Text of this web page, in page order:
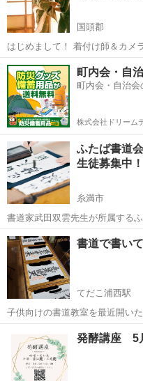
国頭郡
はじめまして！ 着付け師＆カメラマンのイシハラアヤカと申します。
沖縄北部の美容関係者様 や美容師様へ 今年の秋や2023
卒業式に向けて、 振袖・卒業袴
けれる...
沖縄 国頭郡 日本文化
町内会・自
町内会・自治会
株式会社ドリーム
ふたば書道
生徒募集中！
糸満市
書道家武田双雲先生が所属する
のまど書道教室は、全国移動型
室は沖縄県初上陸！ 初心者大歓
沖縄 糸満市 書道
書道で書い
てだこ浦西駅
子供向けの書道教室を最近開い
ィーで書道でプレゼント用に書
とてもやりがいを感じたので教
があれば上の字で良ければ書いて
沖縄市 てだこ浦西
発酵講座 5